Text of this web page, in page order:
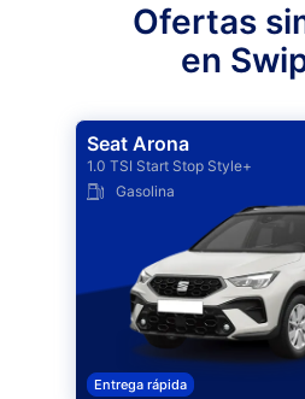
Ofertas
en
Seat Arona
1.0 TSI Start Stop Style+
Gasolina
Entrega rápida